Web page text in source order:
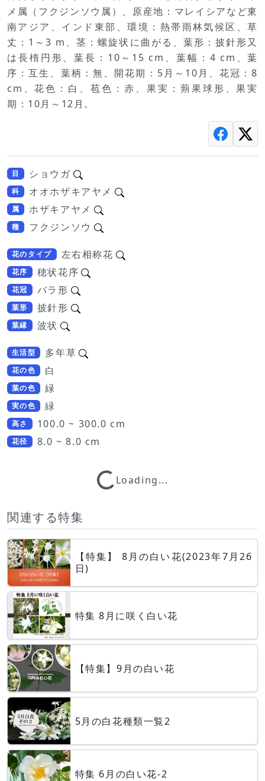
メ属（フクジンソウ属）、原産地：マレイシアなど東
南アジア、インド東部、環境：熱帯雨林気候区、草
丈：1～3 m、茎：螺旋状に曲がる、葉形：披針形又
は長楕円形、葉長：10～15 cm、葉幅：4 cm、葉
序：互生、葉柄：無、開花期：5月～10月、花冠：8
cm、花色：白、苞色：赤、果実：蒴果球形、果実
期：10月～12月。
目 ショウガ
科 オオホザキアヤメ
属 ホザキアヤメ
種 フクジンソウ
花のタイプ 左右相称花
花序 穂状花序
花冠 バラ形
葉形 披針形
葉縁 波状
生活型 多年草
花の色 白
葉の色 緑
実の色 緑
高さ 100.0 ~ 300.0 cm
花径 8.0 ~ 8.0 cm
Loading... Loading...
関連する特集
【特集】 8月の白い花(2023年7月26
日)
特集 8月に咲く白い花
【特集】9月の白い花
5月の白花種類一覧2
特集 6月の白い花-2